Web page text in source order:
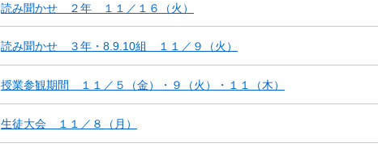
読み聞かせ ２年 １１／１６（火）
読み聞かせ ３年・8.9.10組 １１／９（火）
授業参観期間 １１／５（金）・９（火）・１１（木）
生徒大会 １１／８（月）